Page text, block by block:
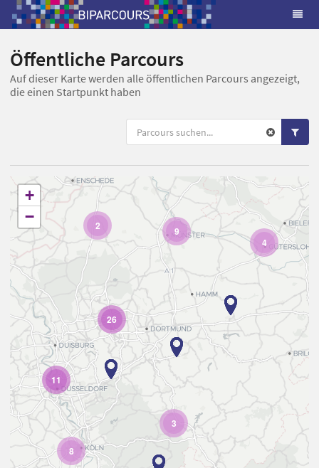
Öffentliche Parcours
Auf dieser Karte werden alle öffentlichen Parcours angezeigt,
die einen Startpunkt haben
3
4
2 9
26
11
8
+
−